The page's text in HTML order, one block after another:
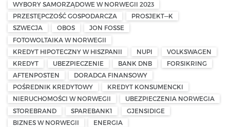
WYBORY SAMORZĄDOWE W NORWEGII 2023
PRZESTĘPCZOŚĆ GOSPODARCZA
PROSJEKT—K
SZWECJA
OBOS
JON FOSSE
FOTOWOLTAIKA W NORWEGII
KREDYT HIPOTECZNY W HISZPANII
NUPI
VOLKSWAGEN
KREDYT
UBEZPIECZENIE BANK DNB
FORSIKRING
AFTENPOSTEN
DORADCA FINANSOWY
POŚREDNIK KREDYTOWY
KREDYT KONSUMENCKI
NIERUCHOMOŚCI W NORWEGII
UBEZPIECZENIA NORWEGIA
STOREBRAND
SPAREBANK1
GJENSIDIGE
BIZNES W NORWEGII
ENERGIA